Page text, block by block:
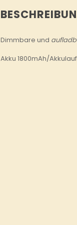
Dimmbare und
Akku 1800mAh/